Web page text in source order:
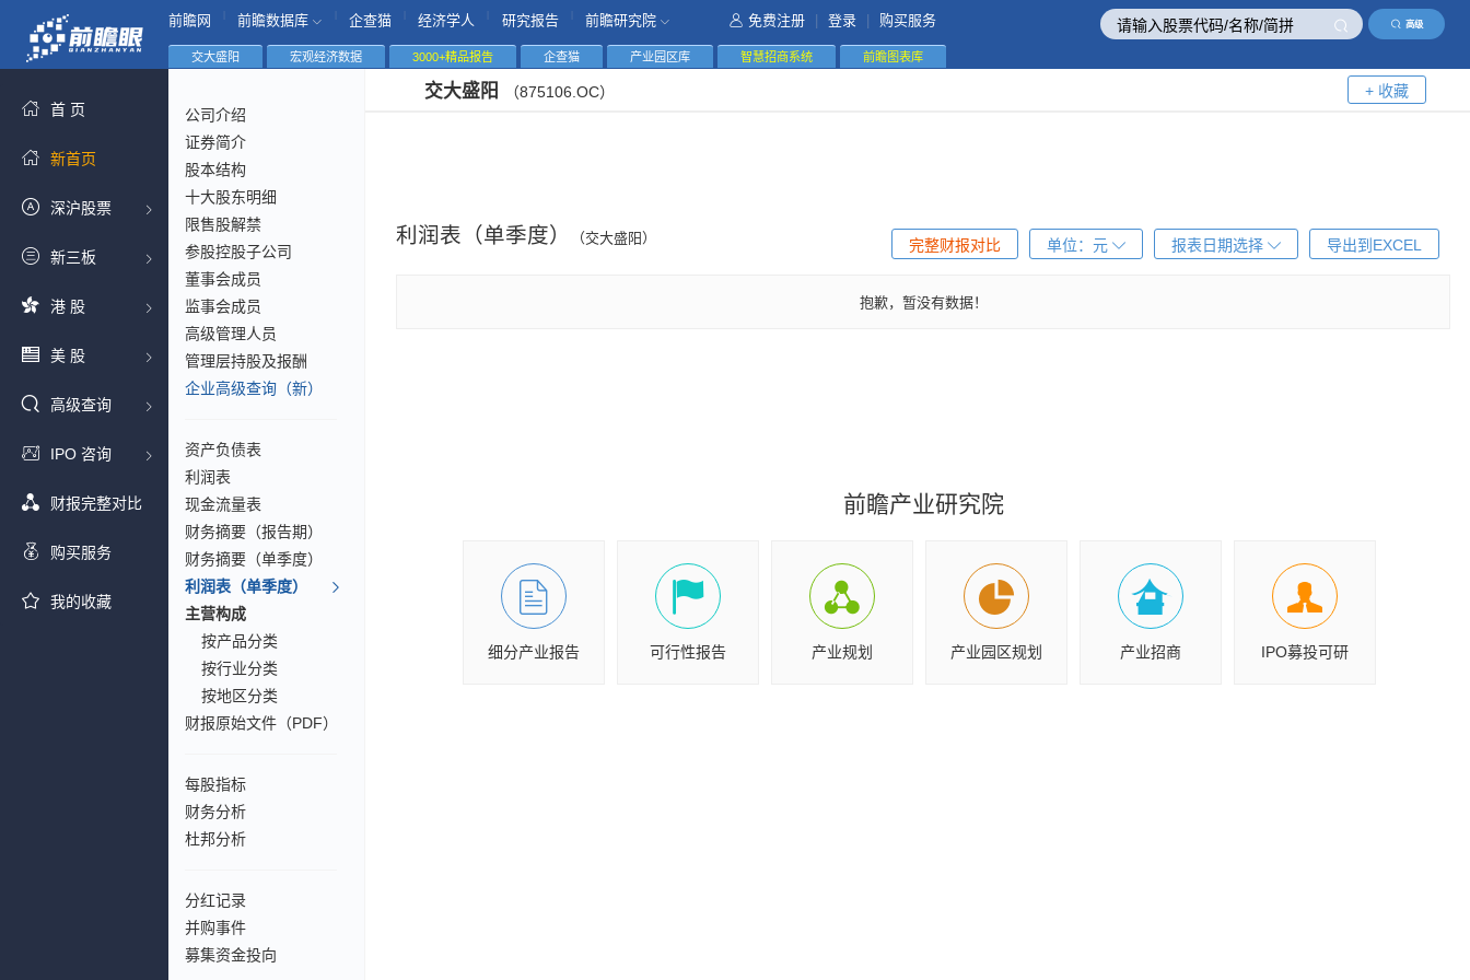
高级
前瞻网 前瞻数据库 企查猫 经济学人 研究报告 前瞻研究院 免费注册 登录 购买服务
首 页
新首页
深沪股票
新三板
港 股
美 股
高级查询
IPO 咨询
财报完整对比
购买服务
我的收藏
交大盛阳 宏观经济数据 3000+精品报告 企查猫 产业园区库 智慧招商系统 前瞻图表库
公司介绍
证券简介
股本结构
十大股东明细
限售股解禁
参股控股子公司
董事会成员
监事会成员
高级管理人员
管理层持股及报酬
企业高级查询（新）
资产负债表
利润表
现金流量表
财务摘要（报告期）
财务摘要（单季度）
利润表（单季度）
主营构成
按产品分类
按行业分类
按地区分类
财报原始文件（PDF）
每股指标
财务分析
杜邦分析
分红记录
并购事件
募集资金投向
交大盛阳 （875106.OC） + 收藏
利润表（单季度） （交大盛阳） 导出到EXCEL
报表日期选择
单位： 元
完整财报对比
抱歉，暂没有数据！
前瞻产业研究院
细分产业报告 可行性报告 产业规划 产业园区规划 产业招商 IPO募投可研